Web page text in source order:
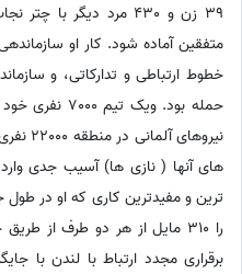
39 زن و 430 مرد دیگر
متفقین آماده شود. کار او
خطوط ارتباطی و تدارکاتی، و
حمله بود.
های آنها ( نازی ها) آسیب جدی
ترین و مفیدترین کاری که او در
را 310 مایل از هر دو طرف از
برقراری مجدد ارتباط با لندن با